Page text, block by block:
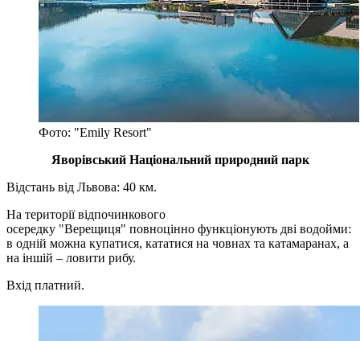
Фото: "Emily Resort"
Яворівський Національний природний парк
Відстань від Львова: 40 км.
На території відпочинкового
осередку "Верещиця" повноцінно функціонують дві водойми:
в одній можна купатися, кататися на човнах та катамаранах, а
на іншій – ловити рибу.
Вхід платний.